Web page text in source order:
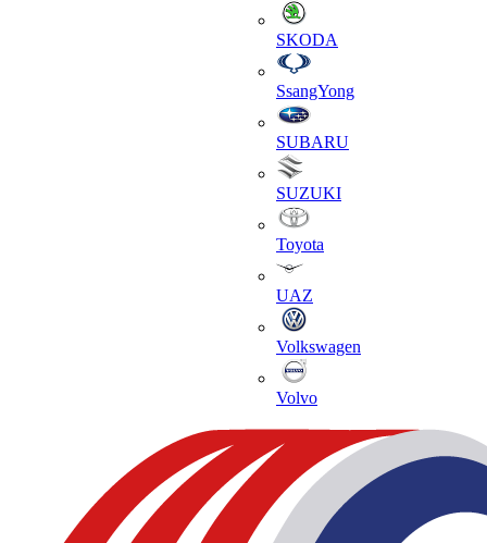
SKODA
SsangYong
SUBARU
SUZUKI
Toyota
UAZ
Volkswagen
Volvo